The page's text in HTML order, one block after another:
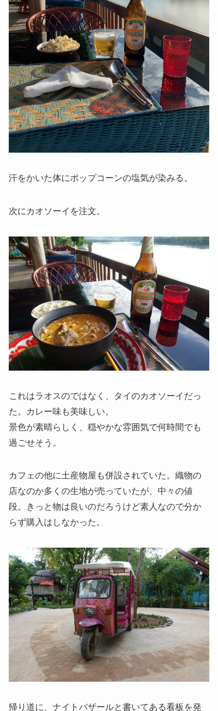
汗をかいた体にポップコーンの塩気が染みる。
次にカオソーイを注文。
これはラオスのではなく、タイのカオソーイだっ
た。カレー味も美味しい。
景色が素晴らしく、穏やかな雰囲気で何時間でも
過ごせそう。
カフェの他に土産物屋も併設されていた。織物の
店なのか多くの生地が売っていたが、中々の値
段。きっと物は良いのだろうけど素人なので分か
らず購入はしなかった。
帰り道に、ナイトバザールと書いてある看板を発